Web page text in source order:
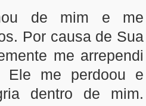
de mim e me
Por causa de Sua
me arrependi
Ele me perdoou e
dentro de mim.